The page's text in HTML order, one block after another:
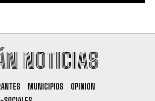
NOTICIAS
MUNICIPIOS
OPINION